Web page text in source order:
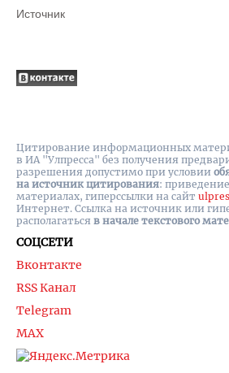
Источник
СОЦСЕТИ
Вконтакте
RSS Канал
Telegram
MAX
Цитирование информационных
в ИА "Улпресса" без получения
разрешения допустимо при условии
на источник цитирования:
материалах, гиперссылки на cайт
Интернет. Ссылка на источник или
располагаться в начале текстового